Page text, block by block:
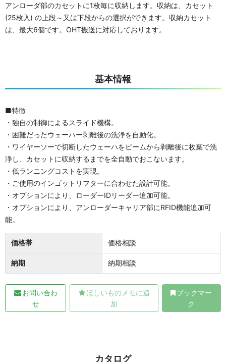
アンローダ部のカセットに1枚毎に収納します。収納は、カセット
(25枚入) の上段～又は下段からの選択ができます。収納カセット
は、最大6個です。OHT搬送に対応しております。
基本情報
■特徴
・独自の制御によるスライド機構。
・困難だったウェーハー剥離後の洗浄を自動化。
・ワイヤーソーで切断したウェーハをビームから剥離後に枚葉で洗
浄し、カセットに収納するまでを全自動でおこないます。
・低ランニングコストを実現。
・ご使用のインゴットリフターに合わせた設計可能。
・オプションにより、ローダーIDリーダー追加可能。
・オプションにより、アンローダーキャリア部にRFID機能追加可
能。
価格帯 価格相談
納期 納期相談
お問い合わ
せ
ほしいものメモに追
加
ブックマー
ク
カタログ